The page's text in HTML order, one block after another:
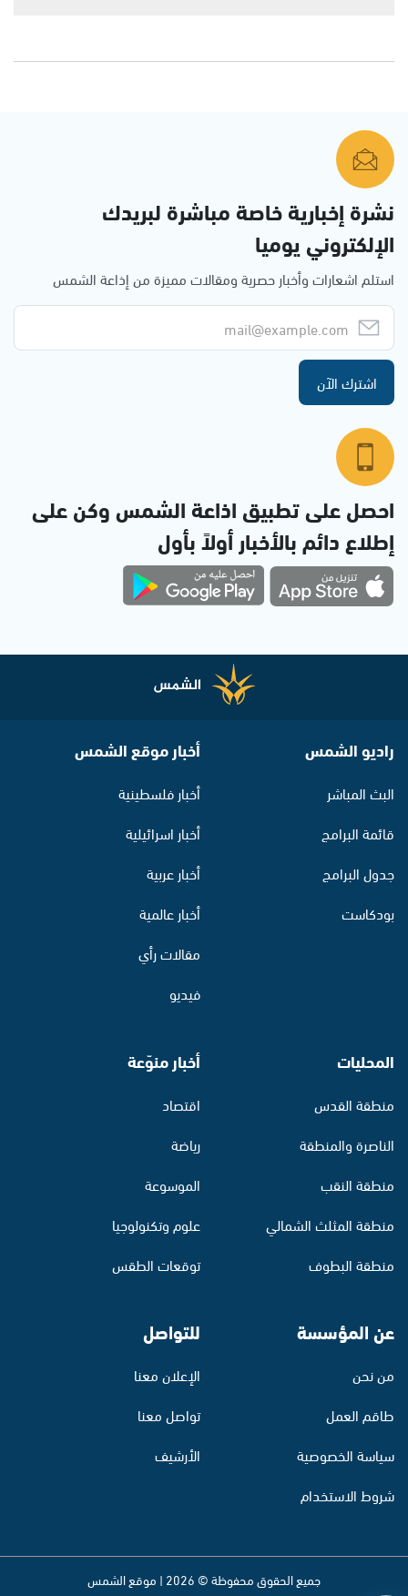
نشرة إخبارية خاصة مباشرة لبريدك
الإلكتروني يوميا
استلم اشعارات وأخبار حصرية ومقالات مميزة من إذاعة الشمس
اشترك الآن
احصل على تطبيق اذاعة الشمس وكن على
إطلاع دائم بالأخبار أولاً بأول
راديو الشمس
البث المباشر
قائمة البرامج
جدول البرامج
بودكاست
أخبار موقع الشمس
أخبار فلسطينية
أخبار اسرائيلية
أخبار عربية
أخبار عالمية
مقالات رأي
فيديو
المحليات
منطقة القدس
الناصرة والمنطقة
منطقة النقب
منطقة المثلث الشمالي
منطقة البطوف
أخبار منوّعة
اقتصاد
رياضة
الموسوعة
علوم وتكنولوجيا
توقعات الطقس
عن المؤسسة
من نحن
طاقم العمل
سياسة الخصوصية
شروط الاستخدام
للتواصل
الإعلان معنا
تواصل معنا
الأرشيف
جميع الحقوق محفوظة © 2026 | موقع الشمس